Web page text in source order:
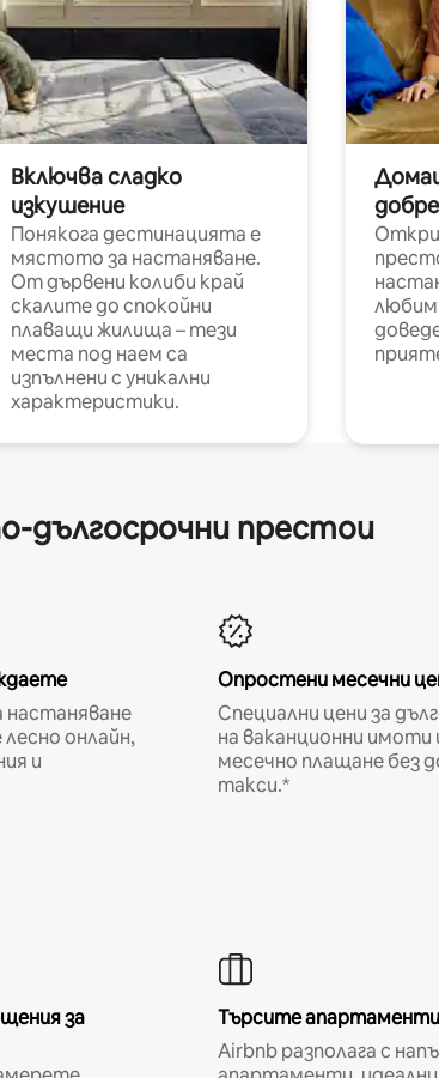
Включва сладко
изкушение
Понякога дестинацията е
мястото за настаняване.
От дървени колиби край
скалите до спокойни
плаващи жилища – тези
места под наем са
изпълнени с уникални
характеристики.
дългосрочни престои
онлайн,
и
Опростени месечни
Специални цени за
на ваканционни
месечно плащане без
такси.*
за
Търсите апартаменти
Airbnb разполага с